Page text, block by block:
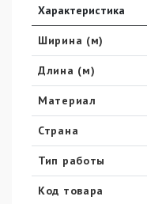
Характеристика
Ширина (м)
Длина (м)
Материал
Страна
Тип работы
Код товара